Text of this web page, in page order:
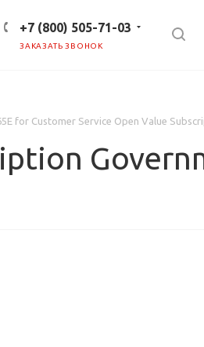
+7 (800) 505-71-03
ЗАКАЗАТЬ ЗВОНОК
for Customer Service Open Value